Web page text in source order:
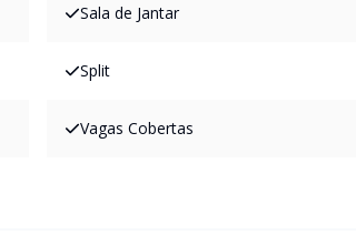
Sala de Jantar
Split
Vagas Cobertas